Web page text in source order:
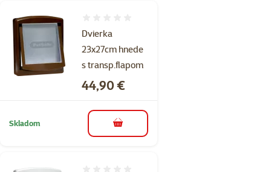
Dvierka
23x27cm hnede
s transp.flapom
Cena
44,90 €
Skladom do košíka